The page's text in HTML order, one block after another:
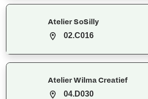
Atelier SoSilly
02.C016
Atelier Wilma Creatief
04.D030